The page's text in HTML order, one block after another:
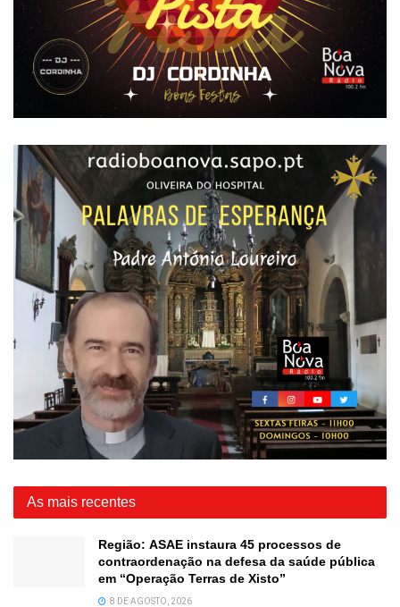
As mais recentes
Região: ASAE instaura 45 processos de
contraordenação na defesa da saúde pública
em “Operação Terras de Xisto”
8 DE AGOSTO, 2026